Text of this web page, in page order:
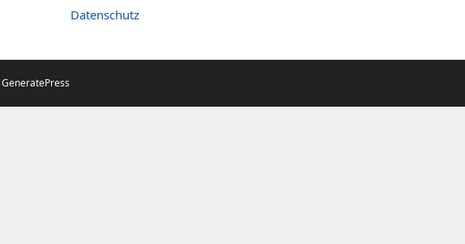
Datenschutz
GeneratePress